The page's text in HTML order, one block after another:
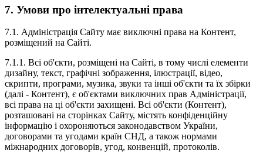
7. Умови про інтелектуальні права
7.1. Адміністрація Сайту має виключні права на Контент,
розміщений на Сайті.
7.1.1. Всі об'єкти, розміщені на Сайті, в тому числі елементи
дизайну, текст, графічні зображення, ілюстрації, відео,
скрипти, програми, музика, звуки та інші об'єкти та їх збірки
(далі - Контент), є об'єктами виключних прав Адміністрації,
всі права на ці об'єкти захищені. Всі об'єкти (Контент),
розташовані на сторінках Сайту, містять конфіденційну
інформацію і охороняються законодавством України,
договорами та угодами країн СНД, а також нормами
міжнародних договорів, угод, конвенцій, протоколів.